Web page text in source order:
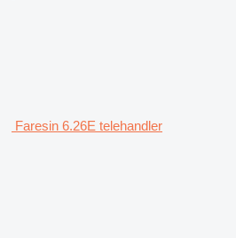
Faresin 6.26E telehandler